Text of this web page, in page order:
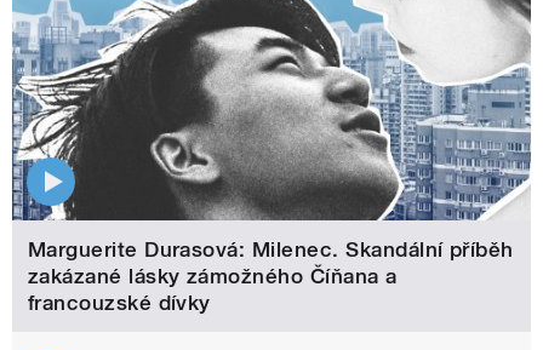
Marguerite Durasová: Milenec. Skandální příběh
zakázané lásky zámožného Číňana a
francouzské dívky